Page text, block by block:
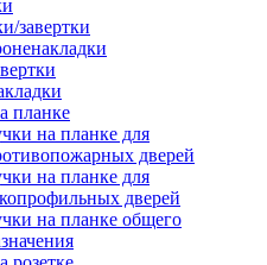
завертки
планке
на планке для
дверей
на планке для
дверей
на планке общего